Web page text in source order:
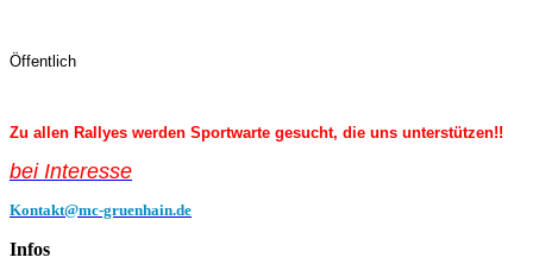
Öffentlich
Zu allen Rallyes werden Sportwarte gesucht, die uns unterstützen!!
bei Interesse
Kontakt@mc-gruenhain.de
Infos